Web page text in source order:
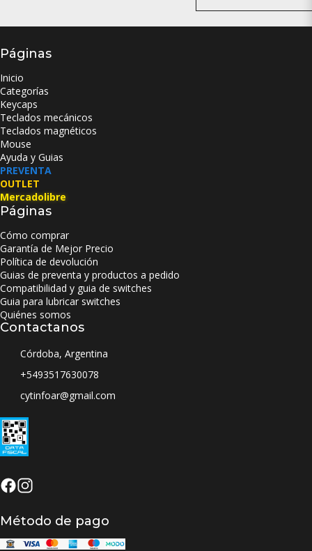
Páginas
Inicio
Categorías
Keycaps
Teclados mecánicos
Teclados magnéticos
Mouse
Ayuda y Guias
PREVENTA
OUTLET
Mercadolibre
Páginas
Cómo comprar
Garantía de Mejor Precio
Política de devolución
Guias de preventa y productos a pedido
Compatibilidad y guia de switches
Guia para lubricar switches
Quiénes somos
Contactanos
Córdoba, Argentina
+5493517630078
cytinfoar@gmail.com
Método de pago